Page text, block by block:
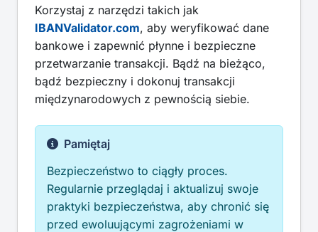
Korzystaj z narzędzi takich jak
IBANValidator.com, aby weryfikować dane
bankowe i zapewnić płynne i bezpieczne
przetwarzanie transakcji. Bądź na bieżąco,
bądź bezpieczny i dokonuj transakcji
międzynarodowych z pewnością siebie.
Pamiętaj
Bezpieczeństwo to ciągły proces.
Regularnie przeglądaj i aktualizuj swoje
praktyki bezpieczeństwa, aby chronić się
przed ewoluującymi zagrożeniami w